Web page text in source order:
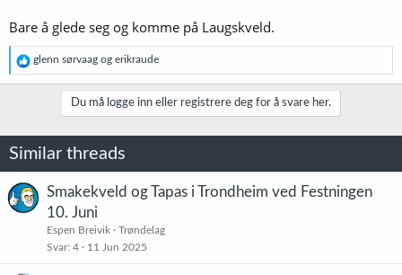
Bare å glede seg og komme på Laugskveld.
R
e
a
n
e
r
:
glenn sørvaag og erikraude
Du må logge inn eller registrere deg for å svare her.
Similar threads
Smakekveld og Tapas i Trondheim ved Festningen
10. Juni
Espen Breivik
Trøndelag
Svar 4 11 Jun 2025